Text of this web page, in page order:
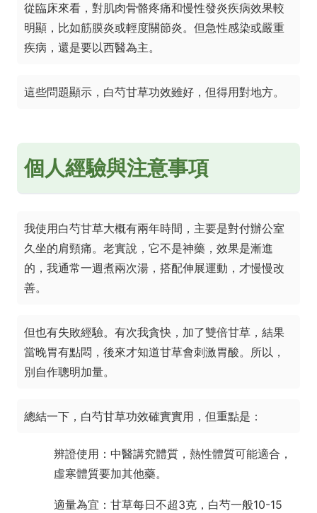
從臨床來看，對肌肉骨骼疼痛和慢性發炎疾病效果較
明顯，比如筋膜炎或輕度關節炎。但急性感染或嚴重
疾病，還是要以西醫為主。
這些問題顯示，白芍甘草功效雖好，但得用對地方。
個人經驗與注意事項
我使用白芍甘草大概有兩年時間，主要是對付辦公室
久坐的肩頸痛。老實說，它不是神藥，效果是漸進
的，我通常一週煮兩次湯，搭配伸展運動，才慢慢改
善。
但也有失敗經驗。有次我貪快，加了雙倍甘草，結果
當晚胃有點悶，後來才知道甘草會刺激胃酸。所以，
別自作聰明加量。
總結一下，白芍甘草功效確實實用，但重點是：
辨證使用：中醫講究體質，熱性體質可能適合，
虛寒體質要加其他藥。
適量為宜：甘草每日不超3克，白芍一般10-15